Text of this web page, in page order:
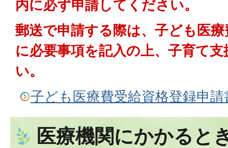
内に必ず申請してください。
郵送で申請する際は、子ども医
に必要事項を記入の上、子育て
い。
子ども医療費受給資格登録申請
医療機関にかかると